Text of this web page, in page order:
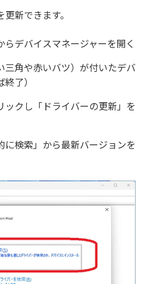
新できます。
らデバイスマネージャーを開く
三角や赤いバツ）が付いたデバ
了）
ックし「ドライバーの更新」を
に検索」から最新バージョンを